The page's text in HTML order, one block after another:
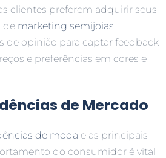
clientes preferem adquirir seus
de marketing semijoias.
de opinião para captar feedback
e preferências em cores e
de Mercado
de moda e as principais
do consumidor é vital